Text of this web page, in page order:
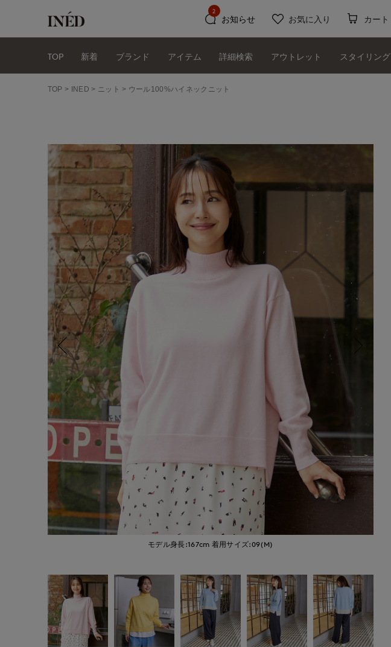
お知らせ
2
お気に入り カート
TOP 新着 ブランド アイテム 詳細検索 アウトレット スタイリング
TOP INED ニット ウール100%ハイネックニット
モデル身長:167cm 着用サイズ:09(M)